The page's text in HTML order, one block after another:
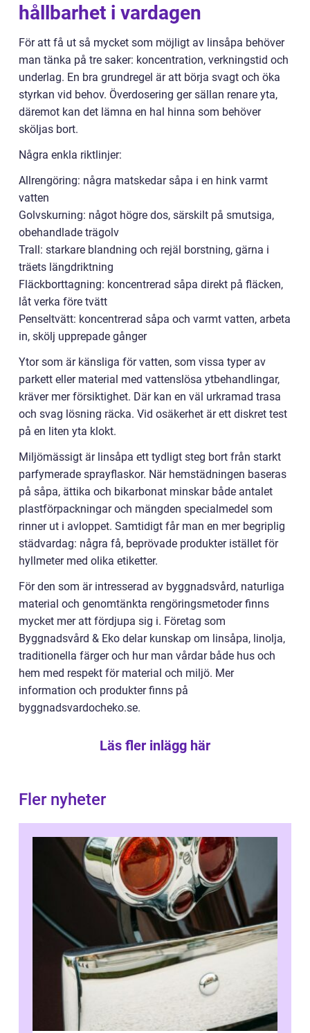
hållbarhet i vardagen
För att få ut så mycket som möjligt av linsåpa behöver
man tänka på tre saker: koncentration, verkningstid och
underlag. En bra grundregel är att börja svagt och öka
styrkan vid behov. Överdosering ger sällan renare yta,
däremot kan det lämna en hal hinna som behöver
sköljas bort.
Några enkla riktlinjer:
Allrengöring: några matskedar såpa i en hink varmt
vatten
Golvskurning: något högre dos, särskilt på smutsiga,
obehandlade trägolv
Trall: starkare blandning och rejäl borstning, gärna i
träets längdriktning
Fläckborttagning: koncentrerad såpa direkt på fläcken,
låt verka före tvätt
Penseltvätt: koncentrerad såpa och varmt vatten, arbeta
in, skölj upprepade gånger
Ytor som är känsliga för vatten, som vissa typer av
parkett eller material med vattenslösa ytbehandlingar,
kräver mer försiktighet. Där kan en väl urkramad trasa
och svag lösning räcka. Vid osäkerhet är ett diskret test
på en liten yta klokt.
Miljömässigt är linsåpa ett tydligt steg bort från starkt
parfymerade sprayflaskor. När hemstädningen baseras
på såpa, ättika och bikarbonat minskar både antalet
plastförpackningar och mängden specialmedel som
rinner ut i avloppet. Samtidigt får man en mer begriplig
städvardag: några få, beprövade produkter istället för
hyllmeter med olika etiketter.
För den som är intresserad av byggnadsvård, naturliga
material och genomtänkta rengöringsmetoder finns
mycket mer att fördjupa sig i. Företag som
Byggnadsvård & Eko delar kunskap om linsåpa, linolja,
traditionella färger och hur man vårdar både hus och
hem med respekt för material och miljö. Mer
information och produkter finns på
byggnadsvardocheko.se.
Läs fler inlägg här
Fler nyheter